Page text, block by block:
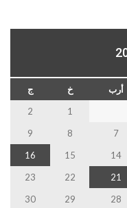
أرب خ
ج
1
2
7
8
9
14
15
16
21
22
23
28
29
30